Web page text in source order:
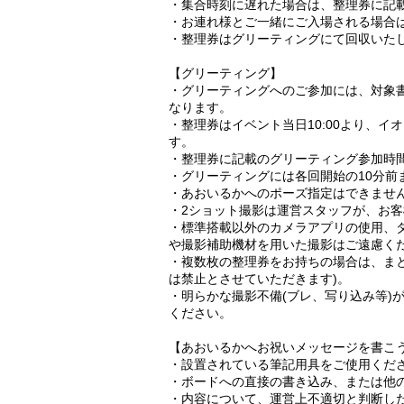
・集合時刻に遅れた場合は、整理券に
・お連れ様とご一緒にご入場される場
・整理券はグリーティングにて回収い
【グリーティング】
・グリーティングへのご参加には、対
なります。
・整理券はイベント当日10:00より、イ
す。
・整理券に記載のグリーティング参加
・グリーティングには各回開始の10分
・あおいるかへのポーズ指定はできませ
・2ショット撮影は運営スタッフが、お
・標準搭載以外のカメラアプリの使用
や撮影補助機材を用いた撮影はご遠慮く
・複数枚の整理券をお持ちの場合は、
は禁止とさせていただきます)。
・明らかな撮影不備(ブレ、写り込み等)
ください。
【あおいるかへお祝いメッセージを書こ
・設置されている筆記用具をご使用くだ
・ボードへの直接の書き込み、または
・内容について、運営上不適切と判断